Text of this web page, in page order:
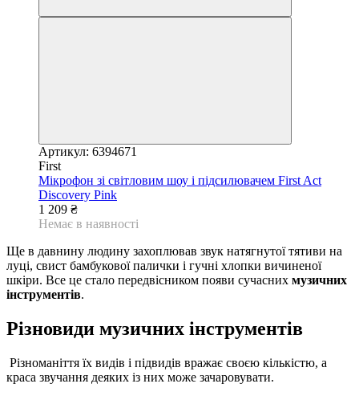
Артикул: 6394671
First
Мікрофон зі світловим шоу і підсилювачем First Act
Discovery Pink
1 209 ₴
Немає в наявності
Ще в давнину людину захоплював звук натягнутої тятиви на
луці, свист бамбукової палички і гучні хлопки вичиненої
шкіри. Все це стало передвісником появи сучасних музичних
інструментів.
Різновиди музичних інструментів
Різноманіття їх видів і підвидів вражає своєю кількістю, а
краса звучання деяких із них може зачаровувати.